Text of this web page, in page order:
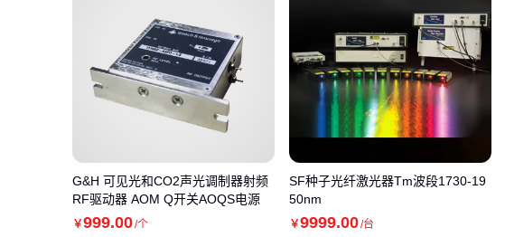
G&H 可见光和CO2声光调制器射频
RF驱动器 AOM Q开关AOQS电源
￥999.00/个
SF种子光纤激光器Tm波段1730-19
50nm
￥9999.00/台